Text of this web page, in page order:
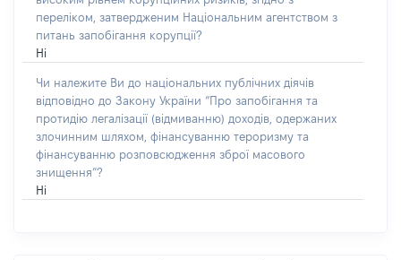
переліком, затвердженим Національним агентством з
питань запобігання корупції?
Ні
Чи належите Ви до національних публічних діячів
відповідно до Закону України “Про запобігання та
протидію легалізації (відмиванню) доходів, одержаних
злочинним шляхом, фінансуванню тероризму та
фінансуванню розповсюдження зброї масового
знищення”?
Ні